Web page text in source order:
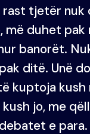
tjetër nuk
më duhet pak
banorët.
ditë. Unë
kuptoja kush
jo, me
e para.